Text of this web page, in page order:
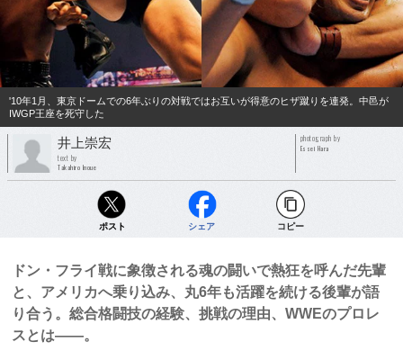
'10年1月、東京ドームでの6年ぶりの対戦ではお互いが得意のヒザ蹴りを連発。中邑が
IWGP王座を死守した
井上崇宏
text by
Takahiro Inoue
photograph by
Essei Hara
ポスト シェア コピー
ドン・フライ戦に象徴される魂の闘いで熱狂を呼んだ先輩
と、アメリカへ乗り込み、丸6年も活躍を続ける後輩が語
り合う。総合格闘技の経験、挑戦の理由、WWEのプロレ
スとは――。